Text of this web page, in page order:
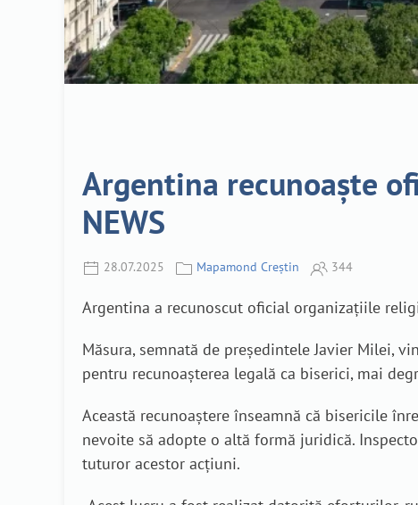
Argentina recunoaște
NEWS
28.07.2025 Mapamond Creștin 344
Argentina a recunoscut oficial organizațiile
Măsura, semnată de președintele Javier Milei,
pentru recunoașterea legală ca biserici, mai
Această recunoaștere înseamnă că bisericile
nevoite să adopte o altă formă juridică.
tuturor acestor acțiuni.